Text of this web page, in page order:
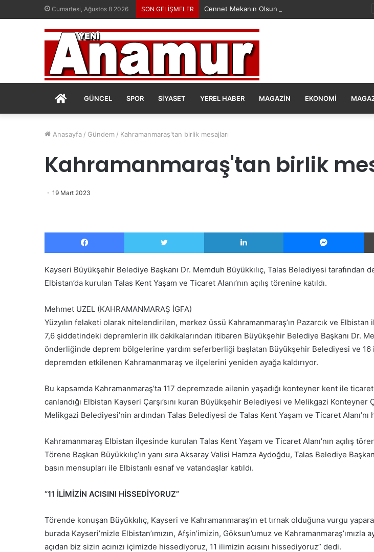
Cumartesi, Ağustos 8 2026 SON GELİŞMELER Cennet Mekanın Olsun Duygu Öksüz Canova
ANASAYFA
GÜNCEL SPOR SIYASET YEREL HABER MAGAZIN EKONOMI
Anasayfa / Gündem / Kahramanmaraş'tan birlik mesajları
Kahramanmaraş'tan birlik
19 Mart 2023
Facebook Twitter LinkedIn
Kayseri Büyükşehir Belediye Başkanı Dr. Memduh Büyükkılıç, Talas Belediyesi tarafından
Elbistan’da kurulan Talas Kent Yaşam ve Ticaret Alanı’nın açılış törenine katıldı.
Mehmet UZEL (KAHRAMANMARAŞ İGFA)
Yüzyılın felaketi olarak nitelendirilen, merkez üssü Kahramanmaraş’ın Pazarcık ve Elbistan
7,6 şiddetindeki depremlerin ilk dakikalarından itibaren Büyükşehir Belediye Başkanı Dr.
önderliğinde deprem bölgelerine yardım seferberliği başlatan Büyükşehir Belediyesi ve
depremden etkilenen Kahramanmaraş ve ilçelerini yeniden ayağa kaldırıyor.
Bu kapsamda Kahramanmaraş’ta 117 depremzede ailenin yaşadığı konteyner kent ile
canlandığı Elbistan Kayseri Çarşı’sını kuran Büyükşehir Belediyesi ve Melikgazi Konteyner
Melikgazi Belediyesi’nin ardından Talas Belediyesi de Talas Kent Yaşam ve Ticaret Alanı’nı
Kahramanmaraş Elbistan ilçesinde kurulan Talas Kent Yaşam ve Ticaret Alanı’nın açılış
Törene Başkan Büyükkılıç’ın yanı sıra Aksaray Valisi Hamza Aydoğdu, Talas Belediye
basın mensupları ile Elbistanlı esnaf ve vatandaşlar katıldı.
“11 İLİMİZİN ACISINI HİSSEDİYORUZ”
Törende konuşan Büyükkılıç, Kayseri ve Kahramanmaraş’ın et tırnak olduğuna vurgu
burada Kayseri’mizle Elbistan’ımızın, Afşin’imizin, Göksun’umuz ve Kahramanmaraş’ımızla
açıdan biz sizin acınızı içimizde hissediyoruz, 11 ilimizin acısını hissediyoruz” dedi.